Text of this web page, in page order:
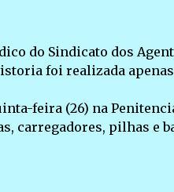
do Sindicato dos
foi realizada apenas
feira (26) na
carregadores, pilhas e